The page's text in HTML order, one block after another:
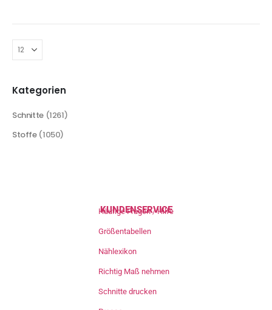
Kategorien
Schnitte (1261)
Stoffe (1050)
KUNDENSERVICE
Häufige Fragen / Hilfe
Größentabellen
Nählexikon
Richtig Maß nehmen
Schnitte drucken